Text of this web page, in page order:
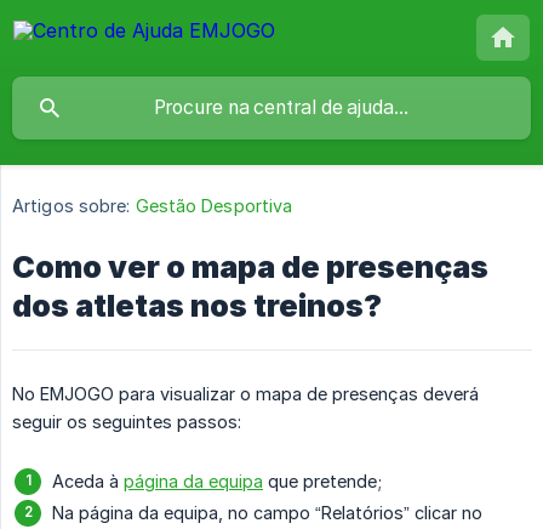
Artigos sobre: Gestão Desportiva
Como ver o mapa de presenças
dos atletas nos treinos?
No EMJOGO para visualizar o mapa de presenças deverá
seguir os seguintes passos:
Aceda à página da equipa que pretende;
Na página da equipa, no campo “Relatórios” clicar no